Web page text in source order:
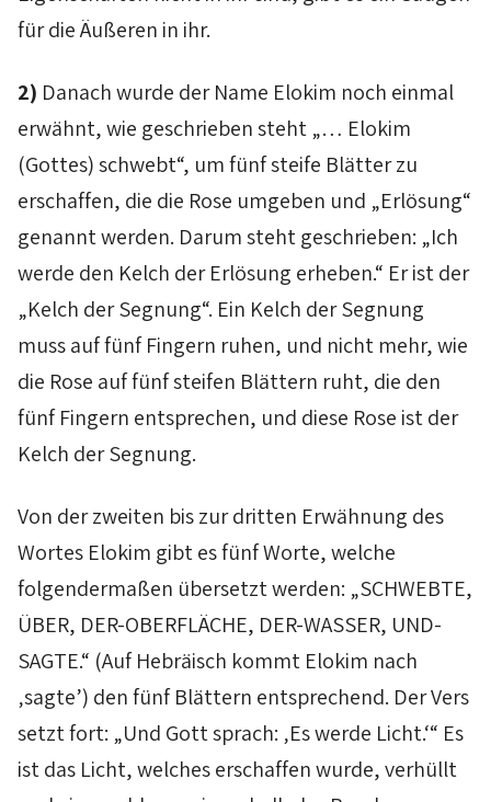
für die Äußeren in ihr.
2) Danach wurde der Name Elokim noch einmal
erwähnt, wie geschrieben steht „… Elokim
(Gottes) schwebt“, um fünf steife Blätter zu
erschaffen, die die Rose umgeben und „Erlösung“
genannt werden. Darum steht geschrieben: „Ich
werde den Kelch der Erlösung erheben.“ Er ist der
„Kelch der Segnung“. Ein Kelch der Segnung
muss auf fünf Fingern ruhen, und nicht mehr, wie
die Rose auf fünf steifen Blättern ruht, die den
fünf Fingern entsprechen, und diese Rose ist der
Kelch der Segnung.
Von der zweiten bis zur dritten Erwähnung des
Wortes Elokim gibt es fünf Worte, welche
folgendermaßen übersetzt werden: „SCHWEBTE,
ÜBER, DER-OBERFLÄCHE, DER-WASSER, UND-
SAGTE.“ (Auf Hebräisch kommt Elokim nach
‚sagte’) den fünf Blättern entsprechend. Der Vers
setzt fort: „Und Gott sprach: ‚Es werde Licht.‘“ Es
ist das Licht, welches erschaffen wurde, verhüllt